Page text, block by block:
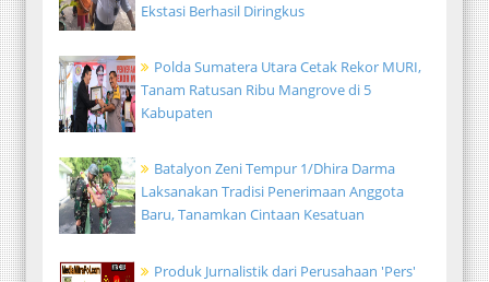
Ekstasi Berhasil Diringkus
Polda Sumatera Utara Cetak Rekor MURI,
Tanam Ratusan Ribu Mangrove di 5
Kabupaten
Batalyon Zeni Tempur 1/Dhira Darma
Laksanakan Tradisi Penerimaan Anggota
Baru, Tanamkan Cintaan Kesatuan
Produk Jurnalistik dari Perusahaan 'Pers'